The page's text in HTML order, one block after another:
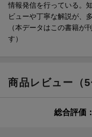
●第3章 上手な食事のあ
・食事の回数は2回以上
・「マグロを食べると水
・子猫の食事の基本的な考
・絶対に成功する減量の
・猫の体重を無理なく増
情報発信を行っている。
ビューや丁寧な解説が、
（本データはこの書籍が
す）
商品レビュー（5
総合評価：